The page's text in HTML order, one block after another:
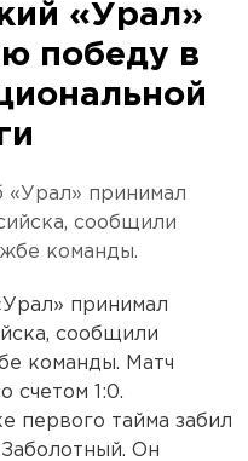
«Урал»
победу в
«Урал» принимал
сообщили
команды.
принимал
сообщили
команды. Матч
счетом 1:0.
первого тайма забил
Он